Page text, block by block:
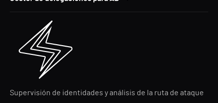
Supervisión de identidades y análisis de la ruta de ataque